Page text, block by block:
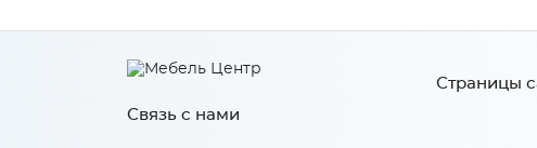
Связь с нами
Страницы